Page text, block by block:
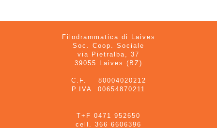
Filodrammatica di Laives
Soc. Coop. Sociale
via Pietralba, 37
39055 Laives (BZ)
C.F. 80004020212
P.IVA 00654870211
T+F 0471 952650
cell. 366 6606396